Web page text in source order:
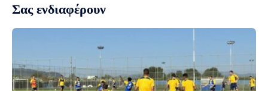
Σας ενδιαφέρουν